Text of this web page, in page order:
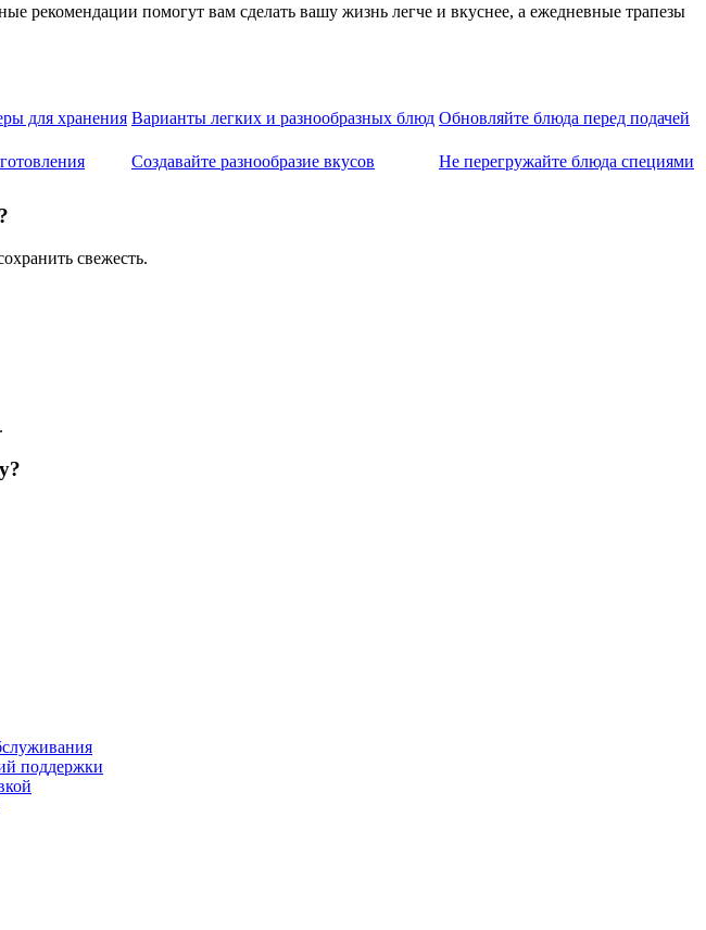
рекомендации помогут вам сделать вашу жизнь легче и вкуснее, а ежедневные трапезы
для хранения Варианты легких и разнообразных блюд Обновляйте блюда перед подачей
Создавайте разнообразие вкусов Не перегружайте блюда специями
свежесть.
поддержки